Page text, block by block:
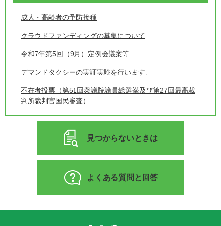
成人・高齢者の予防接種
クラウドファンディングの募集について
令和7年第5回（9月）定例会議案等
デマンドタクシーの実証実験を行います。
不在者投票（第51回衆議院議員総選挙及び第27回最高裁
判所裁判官国民審査）
見つからないときは
よくある質問と回答